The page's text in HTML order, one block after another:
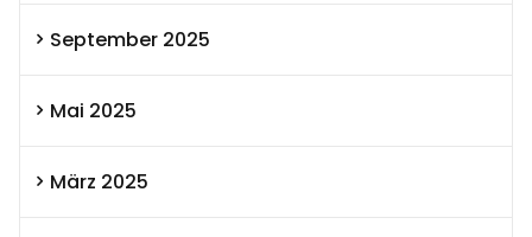
September 2025
Mai 2025
März 2025